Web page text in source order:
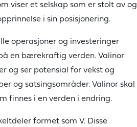
viser et selskap som er stolt av og
i sin posisjonering.
operasjoner og investeringer
en bærekraftig verden. Valinor
og ser potensial for vekst og
og satsingsområder. Valinor skal
finnes i en verden i endring.
formet som V. Disse